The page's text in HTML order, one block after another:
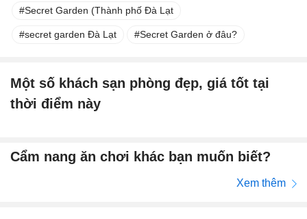
Secret Garden (Thành phố Đà Lạt
secret garden Đà Lạt Secret Garden ở đâu?
Một số khách sạn phòng đẹp, giá tốt tại
thời điểm này
Cẩm nang ăn chơi khác bạn muốn biết?
Xem thêm